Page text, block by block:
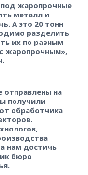
под жаропрочные
металл и
А это 20 тонн
разделить
их по разным
жаропрочным»,
отправлены на
получили
обработчика
нам достичь
бюро